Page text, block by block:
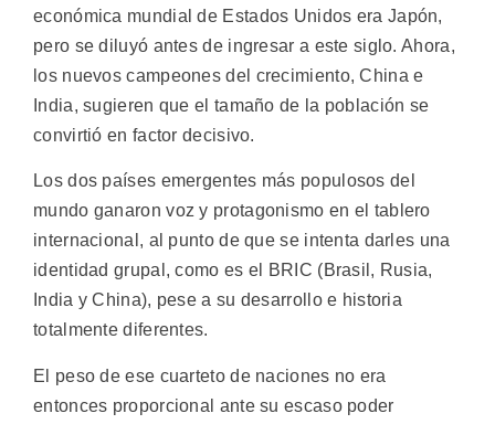
económica mundial de Estados Unidos era Japón,
pero se diluyó antes de ingresar a este siglo. Ahora,
los nuevos campeones del crecimiento, China e
India, sugieren que el tamaño de la población se
convirtió en factor decisivo.
Los dos países emergentes más populosos del
mundo ganaron voz y protagonismo en el tablero
internacional, al punto de que se intenta darles una
identidad grupal, como es el BRIC (Brasil, Rusia,
India y China), pese a su desarrollo e historia
totalmente diferentes.
El peso de ese cuarteto de naciones no era
entonces proporcional ante su escaso poder